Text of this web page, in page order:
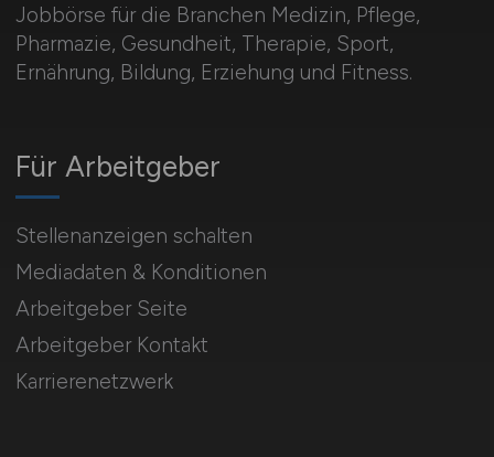
Jobbörse für die Branchen Medizin, Pflege,
Pharmazie, Gesundheit, Therapie, Sport,
Ernährung, Bildung, Erziehung und Fitness.
Für Arbeitgeber
Stellenanzeigen schalten
Mediadaten & Konditionen
Arbeitgeber Seite
Arbeitgeber Kontakt
Karrierenetzwerk